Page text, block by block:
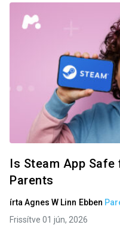
Is Steam App
Parents
írta Agnes W Linn Ebben
Frissítve 01 jún, 2026